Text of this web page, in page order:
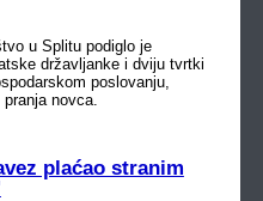
u Splitu podiglo je
državljanke i dviju tvrtki
poslovanju,
novca.
plaćao stranim